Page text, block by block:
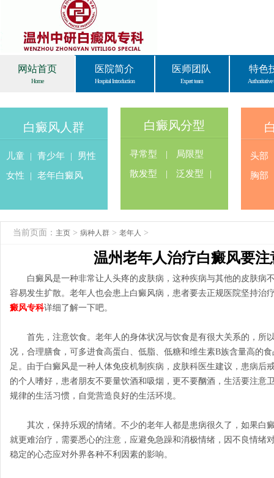
网站首页
Home
医院简介
Hospital Introduction
医师团队
Expert team
特色
Authoritative
白癜风人群
儿童 | 青少年 |
男性
女性
| 老年白癜风
白癜风分型
寻常型 |
局限型
散发型
| 泛发型 |
头部
胸部
当前页面： 主页 > 病种人群 > 老年人 >
温州老年人治疗白癜风要注
白癜风是一种非常让人头疼的皮肤病，这种疾病与其他的皮肤病
容易发生扩散。老年人也会患上白癜风病，患者要去正规医院坚持治
癜风专科详细了解一下吧。
首先，注意饮食。老年人的身体状况与饮食是有很大关系的，所
况，合理膳食，可多进食高蛋白、低脂、低糖和维生素B族含量高的
足。由于白癜风是一种人体免疫机制疾病，皮肤科医生建议，患病后
的个人嗜好，患者朋友不要量饮酒和吸烟，更不要酗酒，生活要注意
规律的生活习惯，自觉营造良好的生活环境。
其次，保持乐观的情绪。不少的老年人都是患病很久了，如果白
就更难治疗，需要悉心的注意，应避免急躁和消极情绪，因不良情绪
稳定的心态应对外界各种不利因素的影响。